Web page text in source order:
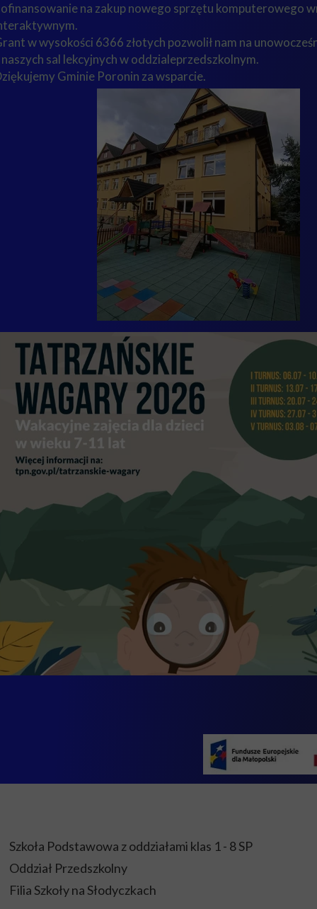
na zakup nowego sprzętu komputerowego
w wysokości 6366 złotych pozwolił nam na
naszych sal lekcyjnych w oddzialeprzedszkolnym.
Gminie Poronin za wsparcie.
Szkoła Podstawowa z oddziałami klas 1 - 8 SP
Oddział Przedszkolny
Filia Szkoły na Słodyczkach